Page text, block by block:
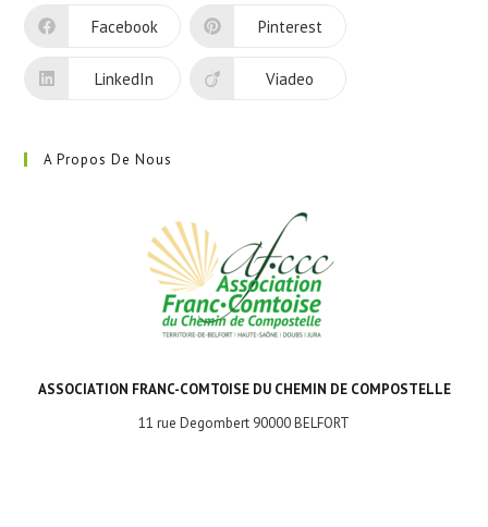
nouvel
Facebook Pinterest
LinkedIn Viadeo
A Propos De Nous
ASSOCIATION FRANC-COMTOISE DU CHEMIN DE COMPOSTELLE
11 rue Degombert 90000 BELFORT